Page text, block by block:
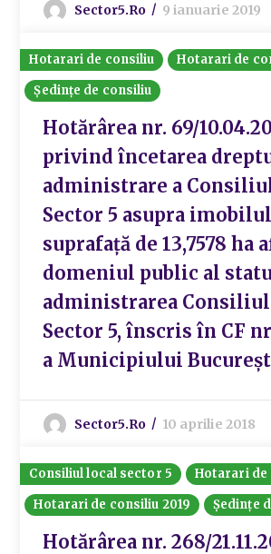
Sector5.ro 9 ianuarie 2019
Hotarari de consiliu
Hotarari de
Ședințe de consiliu
Hotărârea nr. 69/
privind încetarea
administrare a
Sector 5 asupra
suprafață de 13,7578 ha
domeniul public al
administrarea
Sector 5, înscris în CF
a Municipiului
Sector5.ro 10 aprilie 2018
Consiliul local sector 5
Hotarari de
Hotarari de consiliu 2019
Ședințe
Hotărârea nr. 268/